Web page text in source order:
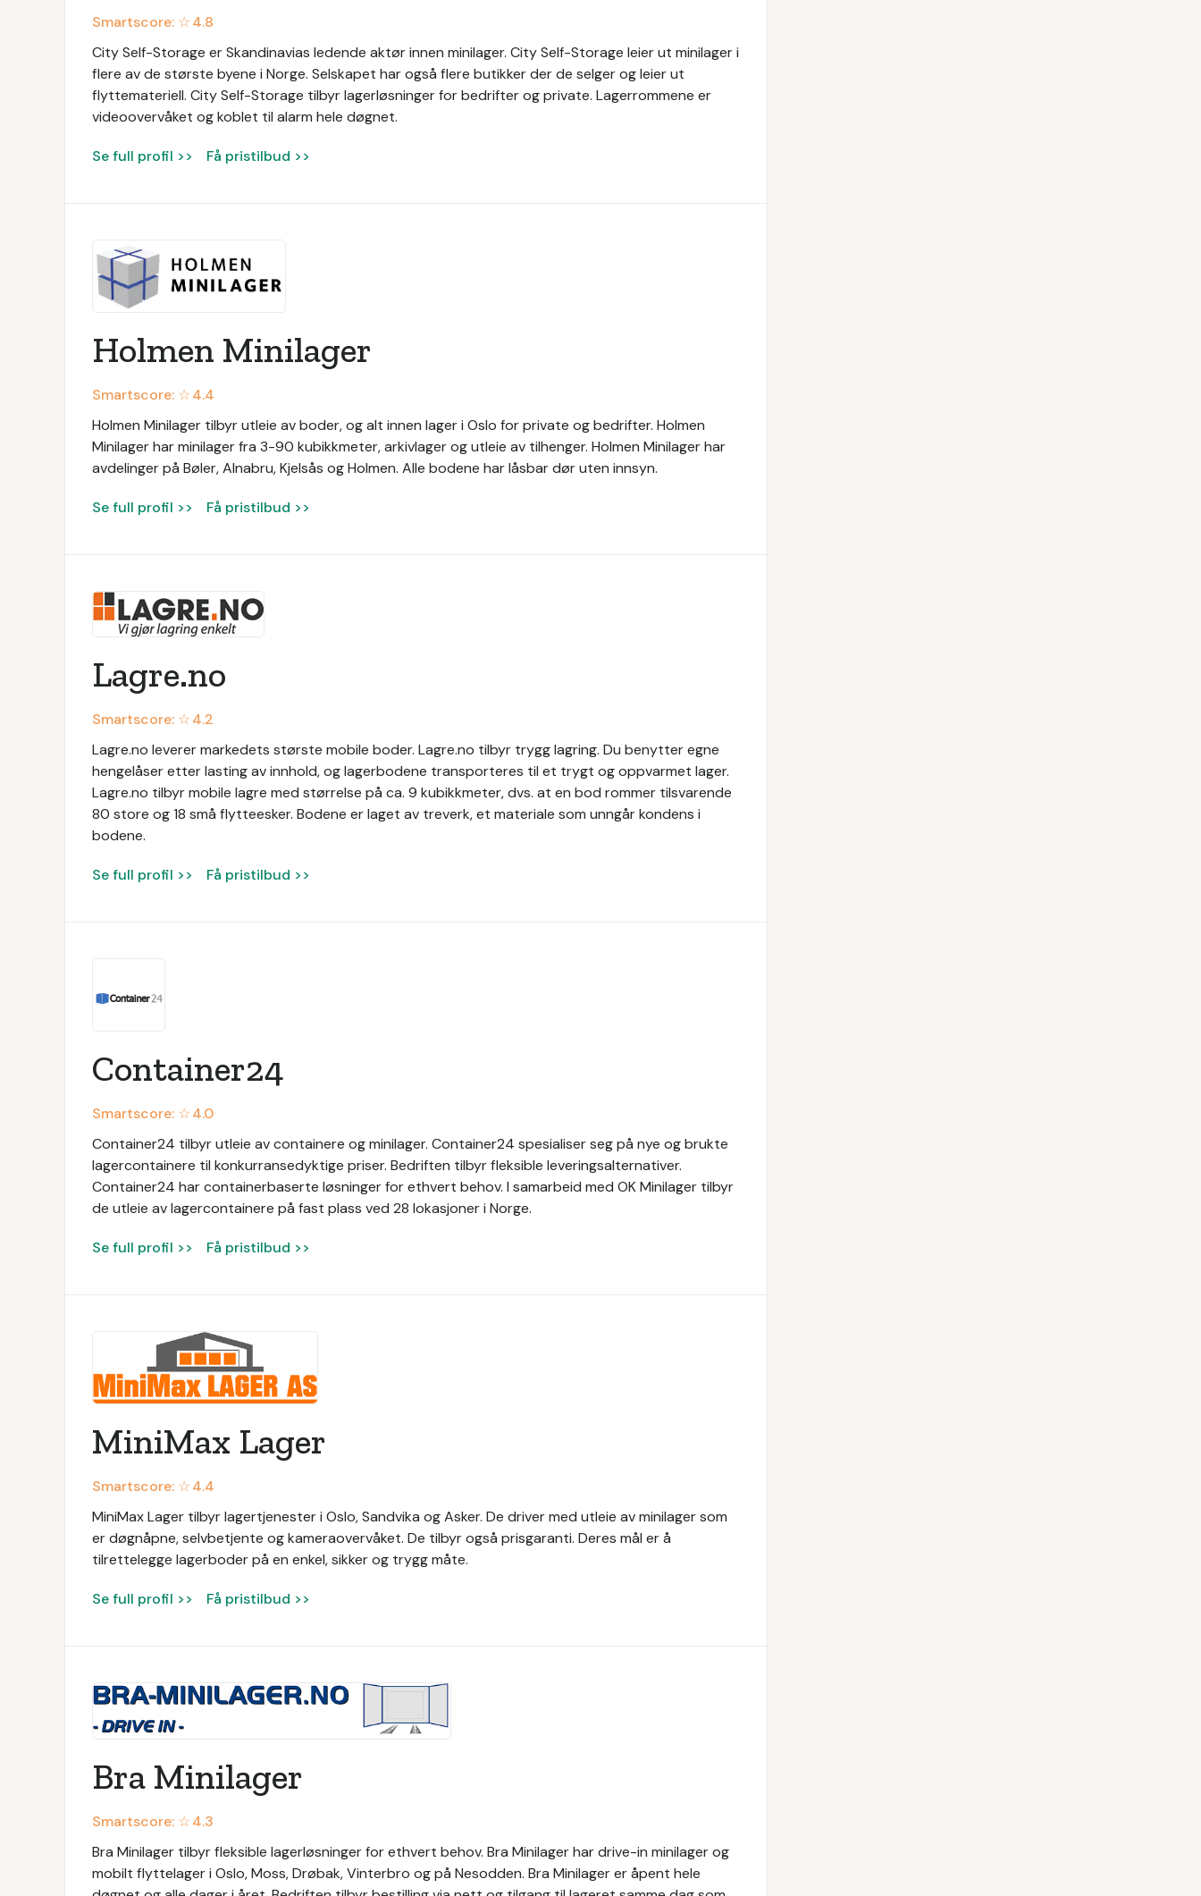
Smartscore: ☆4.8
City Self-Storage er Skandinavias ledende aktør innen minilager. City Self-Storage leier ut minilager i
flere av de største byene i Norge. Selskapet har også flere butikker der de selger og leier ut
flyttemateriell. City Self-Storage tilbyr lagerløsninger for bedrifter og private. Lagerrommene er
videoovervåket og koblet til alarm hele døgnet.
Se full profil >> Få pristilbud >>
Holmen Minilager
Smartscore: ☆4.4
Holmen Minilager tilbyr utleie av boder, og alt innen lager i Oslo for private og bedrifter. Holmen
Minilager har minilager fra 3-90 kubikkmeter, arkivlager og utleie av tilhenger. Holmen Minilager har
avdelinger på Bøler, Alnabru, Kjelsås og Holmen. Alle bodene har låsbar dør uten innsyn.
Se full profil >> Få pristilbud >>
Lagre.no
Smartscore: ☆4.2
Lagre.no leverer markedets største mobile boder. Lagre.no tilbyr trygg lagring. Du benytter egne
hengelåser etter lasting av innhold, og lagerbodene transporteres til et trygt og oppvarmet lager.
Lagre.no tilbyr mobile lagre med størrelse på ca. 9 kubikkmeter, dvs. at en bod rommer tilsvarende
80 store og 18 små flytteesker. Bodene er laget av treverk, et materiale som unngår kondens i
bodene.
Se full profil >> Få pristilbud >>
Container24
Smartscore: ☆4.0
Container24 tilbyr utleie av containere og minilager. Container24 spesialiser seg på nye og brukte
lagercontainere til konkurransedyktige priser. Bedriften tilbyr fleksible leveringsalternativer.
Container24 har containerbaserte løsninger for ethvert behov. I samarbeid med OK Minilager tilbyr
de utleie av lagercontainere på fast plass ved 28 lokasjoner i Norge.
Se full profil >> Få pristilbud >>
MiniMax Lager
Smartscore: ☆4.4
MiniMax Lager tilbyr lagertjenester i Oslo, Sandvika og Asker. De driver med utleie av minilager som
er døgnåpne, selvbetjente og kameraovervåket. De tilbyr også prisgaranti. Deres mål er å
tilrettelegge lagerboder på en enkel, sikker og trygg måte.
Se full profil >> Få pristilbud >>
Bra Minilager
Smartscore: ☆4.3
Bra Minilager tilbyr fleksible lagerløsninger for ethvert behov. Bra Minilager har drive-in minilager og
mobilt flyttelager i Oslo, Moss, Drøbak, Vinterbro og på Nesodden. Bra Minilager er åpent hele